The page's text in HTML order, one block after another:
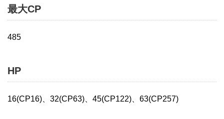
最大CP
485
HP
16(CP16)、32(CP63)、45(CP122)、63(CP257)